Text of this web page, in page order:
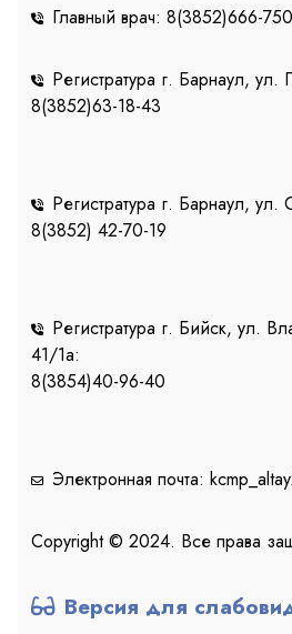
Главный врач: 8(3852)666-750
Регистратура г. Барнаул, ул.
8(3852)63-18-43
Регистратура г. Барнаул, ул.
8(3852) 42-70-19
Регистратура г. Бийск, ул.
41/1a:
8(3854)40-96-40
Электронная почта:
Copyright © 2024. Все права
Версия для